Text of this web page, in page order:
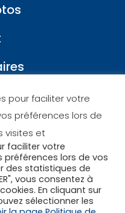
pour faciliter votre
préférences lors de
visites et
faciliter votre
préférences lors de vos
des statistiques de
vous consentez à
En cliquant sur
sélectionner les